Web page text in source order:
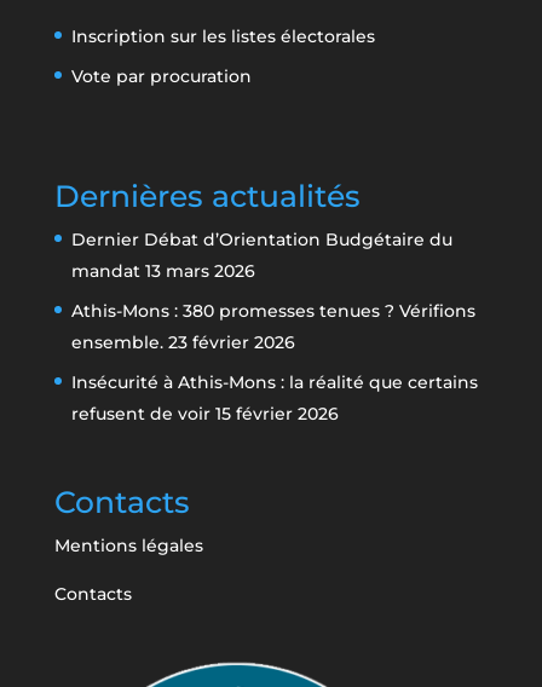
Inscription sur les listes électorales
Vote par procuration
Dernières actualités
Dernier Débat d’Orientation Budgétaire du
mandat 13 mars 2026
Athis-Mons : 380 promesses tenues ? Vérifions
ensemble. 23 février 2026
Insécurité à Athis-Mons : la réalité que certains
refusent de voir 15 février 2026
Contacts
Mentions légales
Contacts